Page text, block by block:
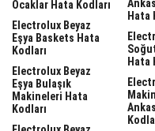
Ocaklar Hata Kodları
Electrolux Beyaz
Eşya Baskets Hata
Kodları
Electrolux Beyaz
Eşya Bulaşık
Makineleri Hata
Kodları
Hata
Hata